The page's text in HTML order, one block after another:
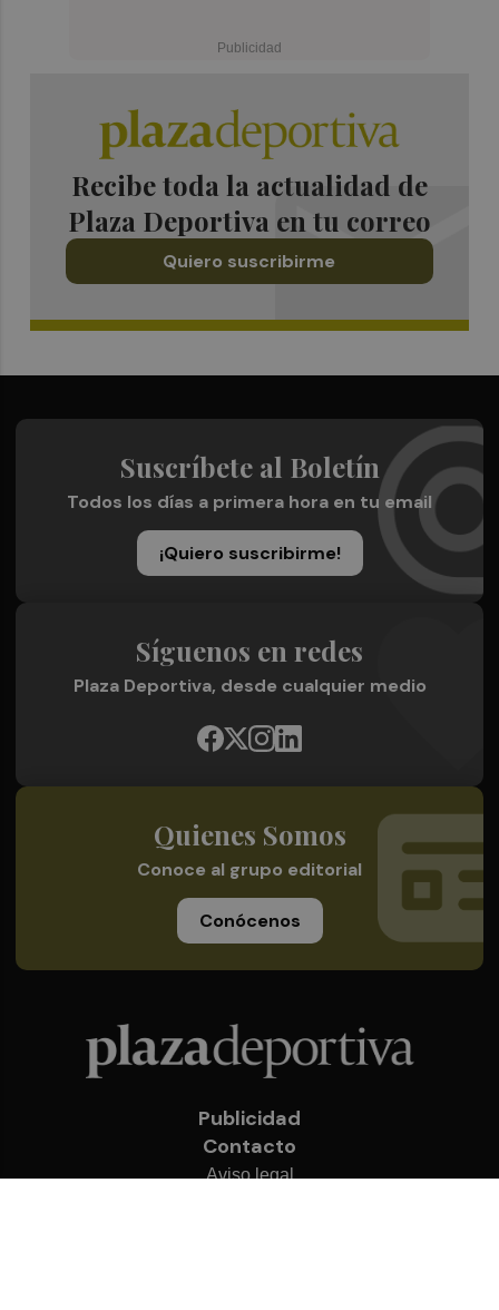
Recibe toda la actualidad de
Plaza Deportiva en tu correo
Quiero suscribirme
Suscríbete al Boletín
Todos los días a primera hora en tu email
¡Quiero suscribirme!
Síguenos en redes
Plaza Deportiva, desde cualquier medio
Quienes Somos
Conoce al grupo editorial
Conócenos
Publicidad
Contacto
Aviso legal